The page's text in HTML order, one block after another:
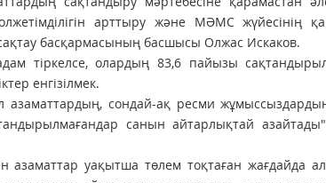
арттыру және МӘМС жүйесінің
басқармасының басшысы Олжас Искаков.
тіркелсе, олардың 83,6 пайызы
енгізілмек.
азаматтардың, сондай-ақ ресми
санын айтарлықтай
уақытша төлем тоқтаған жағдайда